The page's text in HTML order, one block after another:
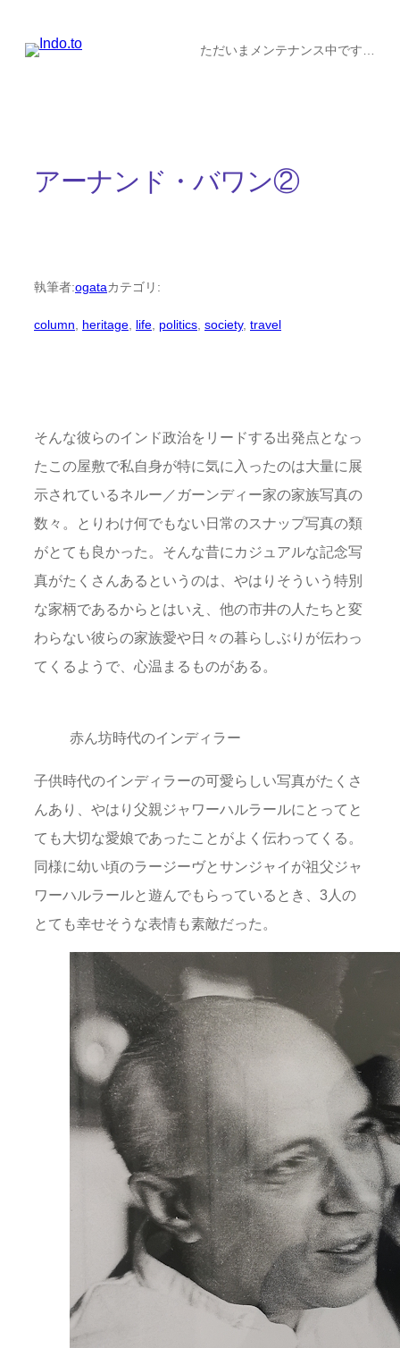
ただいまメンテナンス中です…
アーナンド・バワン②
執筆者:ogataカテゴリ:
column heritage life politics society, travel
そんな彼らのインド政治をリードする出発点となっ
たこの屋敷で私自身が特に気に入ったのは大量に展
示されているネルー／ガーンディー家の家族写真の
数々。とりわけ何でもない日常のスナップ写真の類
がとても良かった。そんな昔にカジュアルな記念写
真がたくさんあるというのは、やはりそういう特別
な家柄であるからとはいえ、他の市井の人たちと変
わらない彼らの家族愛や日々の暮らしぶりが伝わっ
てくるようで、心温まるものがある。
赤ん坊時代のインディラー
子供時代のインディラーの可愛らしい写真がたくさ
んあり、やはり父親ジャワーハルラールにとってと
ても大切な愛娘であったことがよく伝わってくる。
同様に幼い頃のラージーヴとサンジャイが祖父ジャ
ワーハルラールと遊んでもらっているとき、3人の
とても幸せそうな表情も素敵だった。